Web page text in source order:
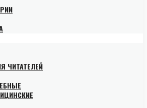
ЧИТАТЕЛЕЙ